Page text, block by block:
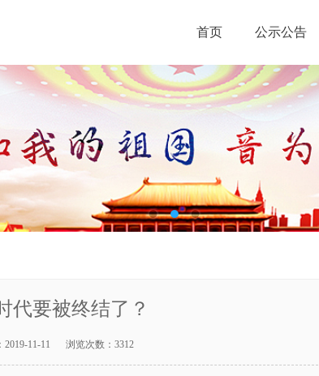
首页 公示公告
代要被终结了？
2019-11-11 浏览次数： 3312